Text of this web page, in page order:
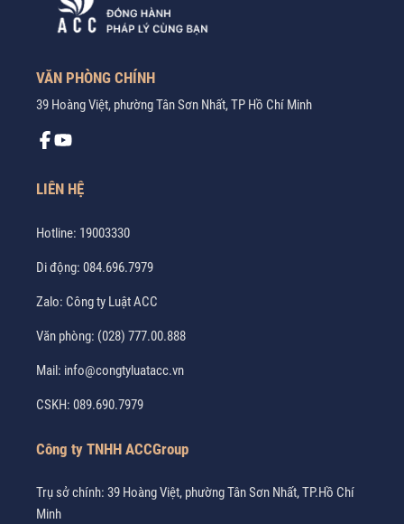
VĂN PHÒNG CHÍNH
39 Hoàng Việt, phường Tân Sơn Nhất, TP Hồ Chí Minh
LIÊN HỆ
Hotline: 19003330
Di động: 084.696.7979
Zalo: Công ty Luật ACC
Văn phòng: (028) 777.00.888
Mail: info@congtyluatacc.vn
CSKH: 089.690.7979
Công ty TNHH ACCGroup
Trụ sở chính: 39 Hoàng Việt, phường Tân Sơn Nhất, TP.Hồ Chí
Minh